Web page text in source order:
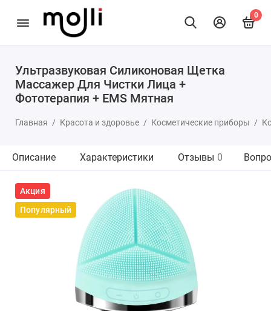
0
Ультразвуковая Силиконовая Щетка
Массажер Для Чистки Лица +
Фототерапия + EMS Мятная
Главная Красота и здоровье Косметические приборы
Описание Характеристики Отзывы 0
Акция
Популярный